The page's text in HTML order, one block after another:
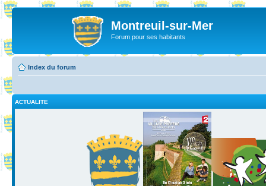
Montreuil-sur-Mer
Forum pour ses habitants
Index du forum
ACTUALITE